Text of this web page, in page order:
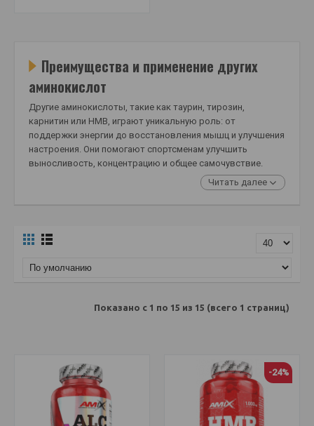
Преимущества и применение других
аминокислот
Другие аминокислоты, такие как таурин, тирозин,
карнитин или HMB, играют уникальную роль: от
поддержки энергии до восстановления мышц и улучшения
настроения. Они помогают спортсменам улучшить
выносливость, концентрацию и общее самочувствие.
Читать далее
Показано с 1 по 15 из 15 (всего 1 страниц)
-24%